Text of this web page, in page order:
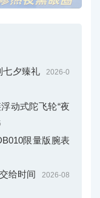
七夕臻礼 2026-0
动式陀飞轮“夜
限量版腕表
给时间 2026-08